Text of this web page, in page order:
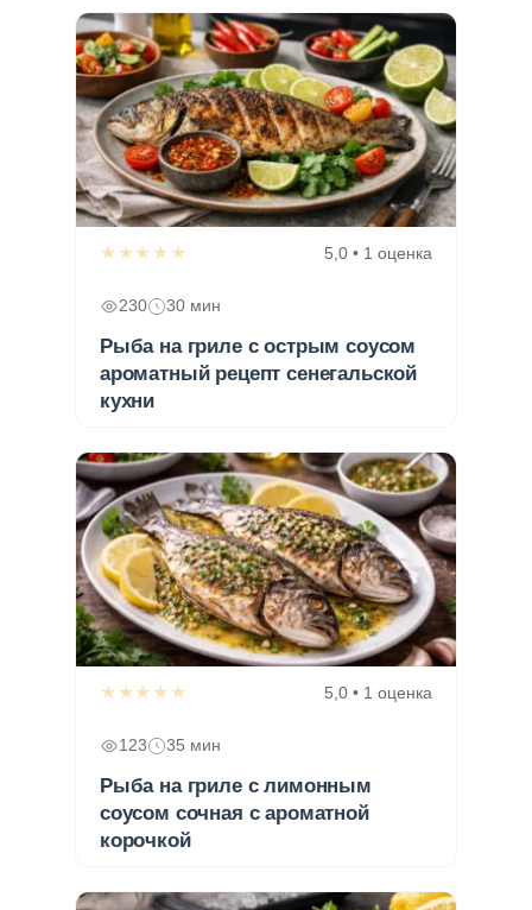
★★★★★ 5,0 • 1 оценка
230 30 мин
Рыба на гриле с острым соусом
ароматный рецепт сенегальской
кухни
★★★★★ 5,0 • 1 оценка
123 35 мин
Рыба на гриле с лимонным
соусом сочная с ароматной
корочкой